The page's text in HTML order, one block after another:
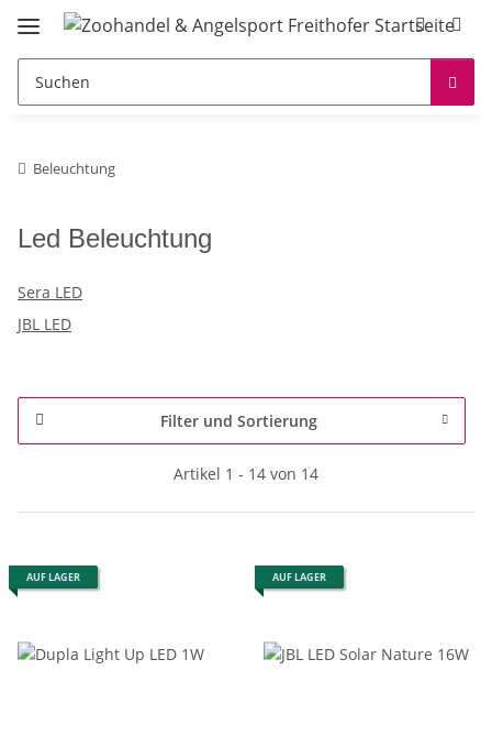
Beleuchtung
Led Beleuchtung
Sera LED
JBL LED
Filter und Sortierung
Artikel 1 - 14 von 14
AUF LAGER AUF LAGER